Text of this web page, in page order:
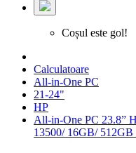
Coșul este gol!
Calculatoare
All-in-One PC
21-24"
HP
All-in-One PC 23.8”
13500/ 16GB/